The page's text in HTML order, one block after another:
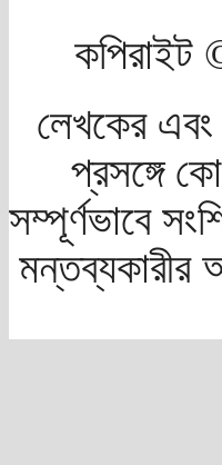
লেখকের এবং
প্রসঙ্গে
সম্পূর্ণভাবে
মন্তব্যকারীর